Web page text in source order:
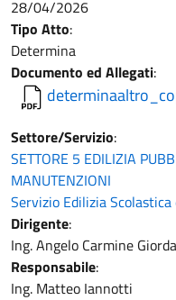
28/04/2026
Tipo Atto:
Determina
Documento ed Allegati:
Settore/Servizio:
SETTORE 5 EDILIZIA
MANUTENZIONI
Servizio Edilizia
Dirigente:
Ing. Angelo Carmine
Responsabile:
Ing. Matteo Iannotti